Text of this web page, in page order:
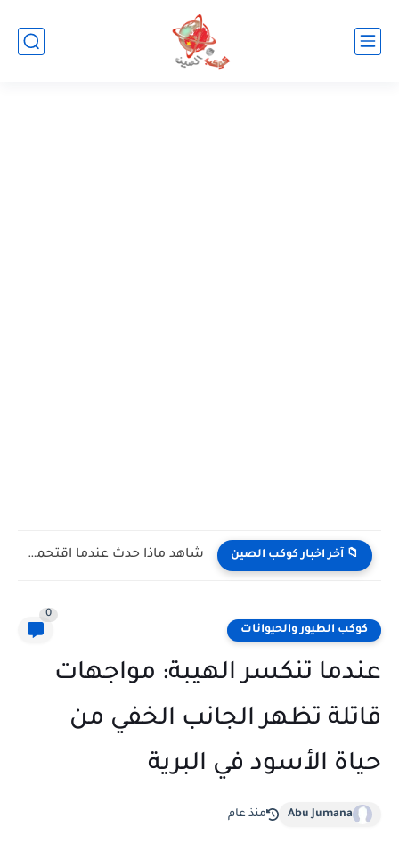
📁 آخر اخبار كوكب الصين شاهد كيف يتغلب النمس على الكوبرا في مواجهة تعتمد على...
كوكب الطيور والحيوانات
0
عندما تنكسر الهيبة: مواجهات
قاتلة تظهر الجانب الخفي من
حياة الأسود في البرية
Abu Jumana منذ عام